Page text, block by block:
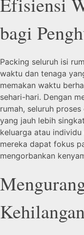
bagi
Packing seluruh isi
waktu dan tenaga
memakan waktu
sehari-hari. Dengan
rumah, seluruh
yang jauh lebih
keluarga atau
mereka dapat fokus
mengorbankan